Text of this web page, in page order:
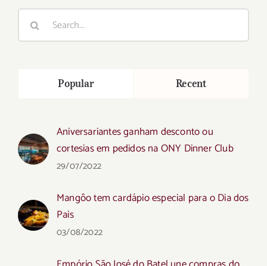
Popular Recent
Aniversariantes ganham desconto ou
cortesias em pedidos na ONY Dinner Club
29/07/2022
Mangôo tem cardápio especial para o Dia dos
Pais
03/08/2022